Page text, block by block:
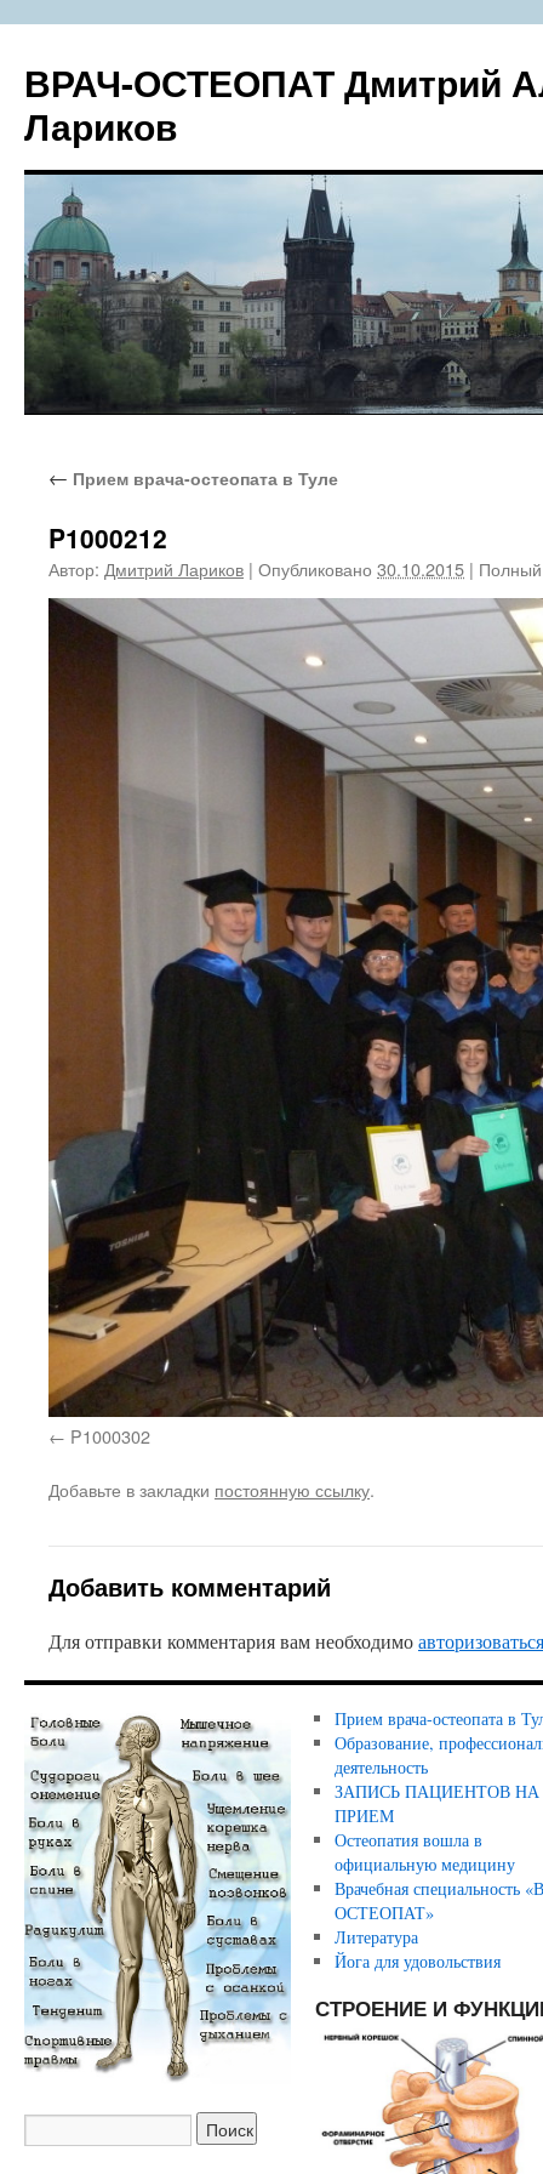
содержимому
ВРАЧ-ОСТЕОПАТ Дмитрий
Лариков
← Прием врача-остеопата в Туле
P1000212
Автор: Дмитрий Лариков | Опубликовано 30.10.2015 |
P1000302
Добавьте в закладки постоянную ссылку.
Добавить комментарий
Для отправки комментария вам необходимоавторизоваться
Прием врача-остеопата в
Образование,
деятельность
ЗАПИСЬ ПАЦИЕНТОВ НА
ПРИЕМ
Остеопатия вошла в
официальную медицину
Врачебная специальность
ОСТЕОПАТ»
Литература
Йога для удовольствия
СТРОЕНИЕ И